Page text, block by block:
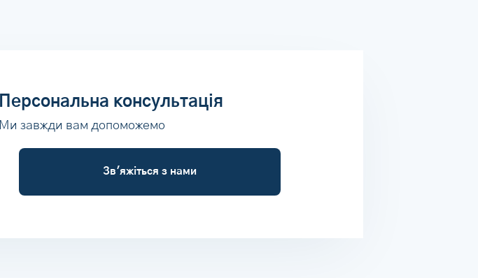
Персональна консультація
Ми завжди вам допоможемо
Зв'яжіться з нами